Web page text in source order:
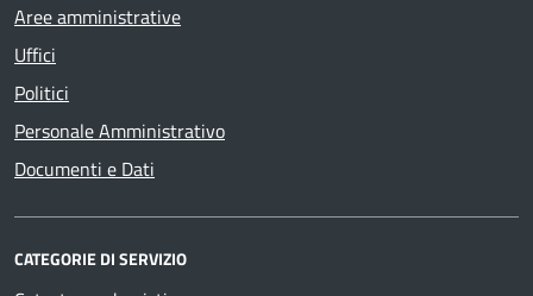
Aree amministrative
Uffici
Politici
Personale Amministrativo
Documenti e Dati
CATEGORIE DI SERVIZIO